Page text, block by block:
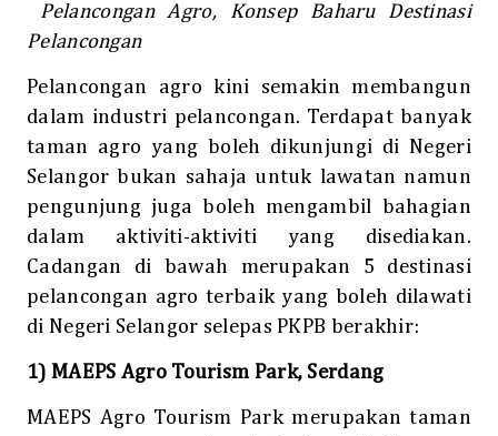
Pelancongan Agro, Konsep Baharu Destinasi
Pelancongan
Pelancongan agro kini semakin membangun
dalam industri pelancongan. Terdapat banyak
taman agro yang boleh dikunjungi di Negeri
Selangor bukan sahaja untuk lawatan namun
pengunjung juga boleh mengambil bahagian
dalam aktiviti-aktiviti yang disediakan.
Cadangan di bawah merupakan 5 destinasi
pelancongan agro terbaik yang boleh dilawati
di Negeri Selangor selepas PKPB berakhir:
1) MAEPS Agro Tourism Park, Serdang
MAEPS Agro Tourism Park merupakan taman